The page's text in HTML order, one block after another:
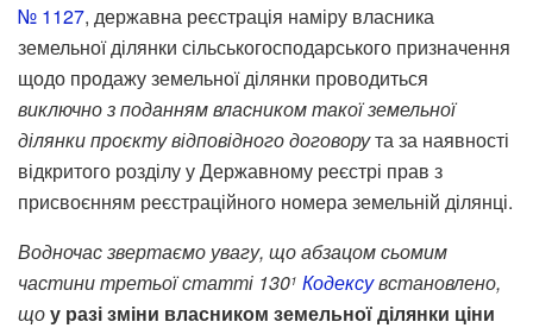
№ 1127, державна реєстрація наміру власника
земельної ділянки сільськогосподарського призначення
щодо продажу земельної ділянки проводиться
виключно з поданням власником такої земельної
ділянки проєкту відповідного договорута за наявності
відкритого розділу у Державному реєстрі прав з
присвоєнням реєстраційного номера земельній ділянці.
Водночас звертаємо увагу, що абзацом сьомим
частини третьої статті 1301 Кодексувстановлено,
щоу разі зміни власником земельної ділянки ціни